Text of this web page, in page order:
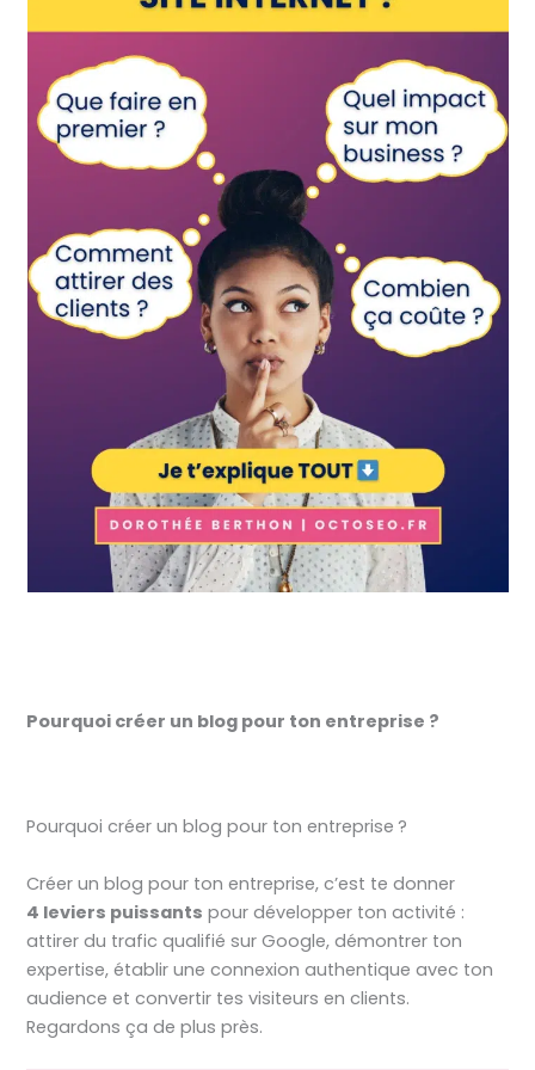
Pourquoi créer un blog pour ton entreprise ?
Pourquoi créer un blog pour ton entreprise ?
Créer un blog pour ton entreprise, c’est te donner
4 leviers puissants pour développer ton activité :
attirer du trafic qualifié sur Google, démontrer ton
expertise, établir une connexion authentique avec ton
audience et convertir tes visiteurs en clients.
Regardons ça de plus près.